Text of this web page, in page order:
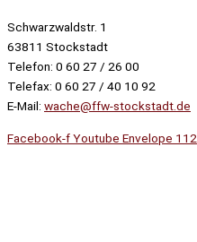
Schwarzwaldstr. 1
63811 Stockstadt
Telefon: 0 60 27 / 26 00
Telefax: 0 60 27 / 40 10 92
E-Mail: wache@ffw-stockstadt.de
Facebook-fYoutube Envelope 112